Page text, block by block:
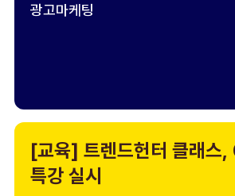
광고마케팅
[교육] 트렌드헌터 클래스,
특강 실시